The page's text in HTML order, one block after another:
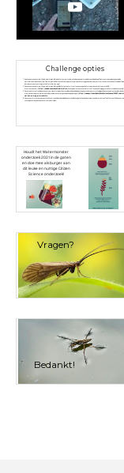
Challenge opties
Ga eens naar een waterpartij (vijver, sloot of plas) in Breda. Wat voor eerste indruk heb je van de waterkwaliteit vanuit je beleving? Bemonster deze plas en ga na welke
waterdiertjes er in deze waterpartij zitten (gebruik hiervoor de WEB-app Waterdiertjes.nl). Wat zeggen de waterdieren (macrofauna) over de waterkwaliteit? Is je
indruk in overeenstemming met de Waterdiertjes-app?
Ga eens naar een waterpartij (vijver, sloot of plas) in Breda. Kijk of je (zoetwater)kreeften kan vangen. Determineer deze kreeften met de EIS-
kreeftenzoekkaart(https://www.eis-nederland.nl/rivierkreeften). Zoek op waarom deze zoetwaterkreeften een bedreiging voor de waterkwaliteit kunnen zijn?
De zoetwaterkreeften die in onze waterpartijen zitten zijn eetbaar en zijn dezelfde als die in de schappen van de supermarkten liggen. Ga eens na waarom de Nederlander
kreeftjes niet vangt om op te eten. Welke problemen kom je tegen als je ze weg wilt vangen? (https://www.sportvisserijnederland.nl/actueel/nieuws/20887/
wat-kan-en-mag-je-ermee.html)
Ga eens na of er meer invasieve exotische soorten in Nederland zijn die de waterkwaliteit negatief beïnvloeden (planten en dieren). Is er een 'Top 3' te maken? Bedenk evt. een
campagne om deze invasieve soorten te bestrijden.
Houdt het Watermonster
onderzoek 2021 in de gaten
en doe mee als burger aan
dit leuke en nuttige Citizen
Science onderzoek!
Vragen?
Bedankt!